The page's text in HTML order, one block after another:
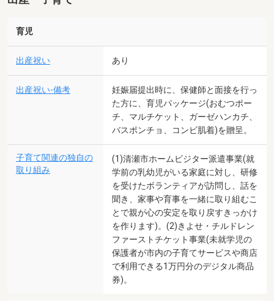
育児
出産祝い あり
出産祝い-備考
妊娠届提出時に、保健師と面接を行っ
た方に、育児パッケージ(おむつポー
チ、マルチケット、ガーゼハンカチ、
バスポンチョ、コンビ肌着)を贈呈。
子育て関連の独自の
取り組み
(1)清瀬市ホームビジター派遣事業(就
学前の乳幼児がいる家庭に対し、研修
を受けたボランティアが訪問し、話を
聞き、家事や育事を一緒に取り組むこ
とで親が心の安定を取り戻すきっかけ
を作ります)。(2)きよせ・チルドレン
ファーストチケット事業(未就学児の
保護者が市内の子育てサービスや商店
で利用できる1万円分のデジタル商品
券)。